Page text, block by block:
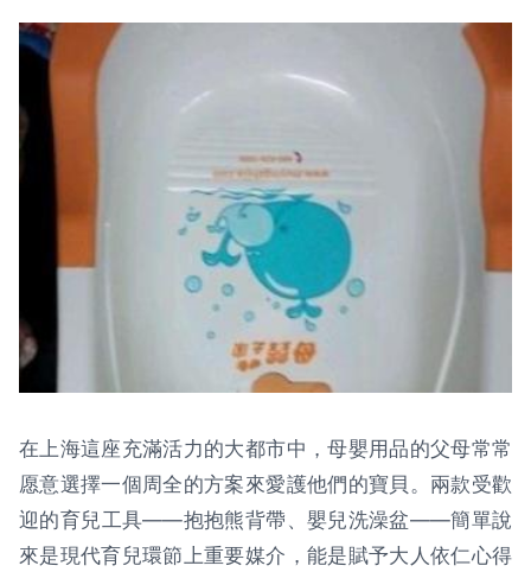
在上海這座充滿活力的大都市中，母嬰用品的父母常常
愿意選擇一個周全的方案來愛護他們的寶貝。兩款受歡
迎的育兒工具——抱抱熊背帶、嬰兒洗澡盆——簡單說
來是現代育兒環節上重要媒介，能是賦予大人依仁心得